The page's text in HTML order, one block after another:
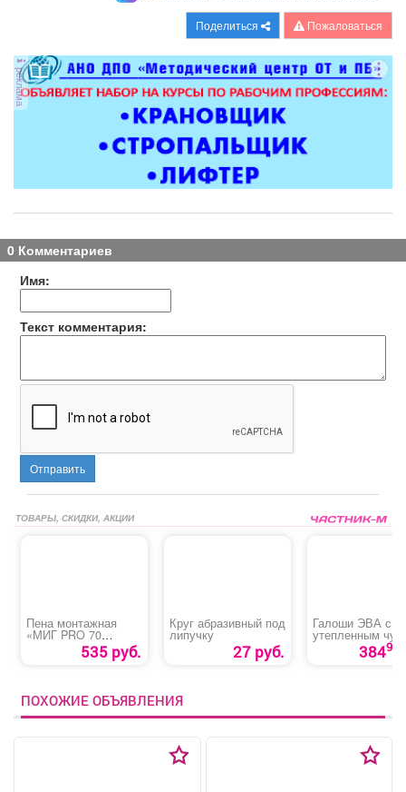
ТВ программа Я - пенсионер
Поделиться Пожаловаться
реклама
0 Комментариев
Имя:
Текст комментария:
Отправить
ТОВАРЫ, СКИДКИ, АКЦИИ
Пена монтажная
«МИГ PRO 70
ПРОФ» всесезонная
535 руб.
Круг абразивный под
липучку
27 руб.
Галоши ЭВА с
утепленным
38490
ПОХОЖИЕ ОБЪЯВЛЕНИЯ